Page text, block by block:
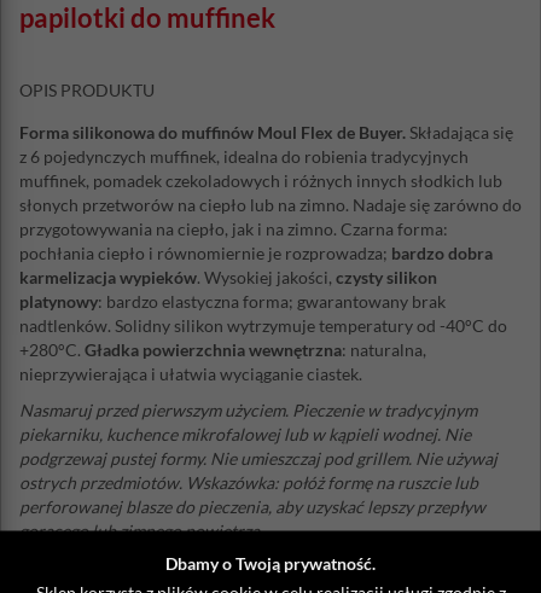
Dbamy o Twoją prywatność.
papilotki do muffinek
OPIS PRODUKTU
Forma silikonowa do muffinów Moul Flex de Buyer. Składająca się
z 6 pojedynczych muffinek, idealna do robienia tradycyjnych
muffinek, pomadek czekoladowych i różnych innych słodkich lub
słonych przetworów na ciepło lub na zimno. Nadaje się zarówno do
przygotowywania na ciepło, jak i na zimno. Czarna forma:
pochłania ciepło i równomiernie je rozprowadza; bardzo dobra
karmelizacja wypieków. Wysokiej jakości, czysty silikon
platynowy: bardzo elastyczna forma; gwarantowany brak
nadtlenków. Solidny silikon wytrzymuje temperatury od -40°C do
+280°C. Gładka powierzchnia wewnętrzna: naturalna,
nieprzywierająca i ułatwia wyciąganie ciastek.
Nasmaruj przed pierwszym użyciem. Pieczenie w tradycyjnym
piekarniku, kuchence mikrofalowej lub w kąpieli wodnej. Nie
podgrzewaj pustej formy. Nie umieszczaj pod grillem. Nie używaj
ostrych przedmiotów. Wskazówka: połóż formę na ruszcie lub
perforowanej blasze do pieczenia, aby uzyskać lepszy przepływ
gorącego lub zimnego powietrza.
Materiał: silikon platynowy